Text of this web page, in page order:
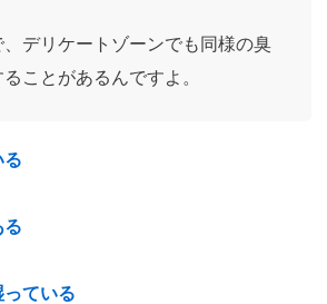
、デリケートゾーンでも同様の臭
ことがあるんですよ。
る
る
っている